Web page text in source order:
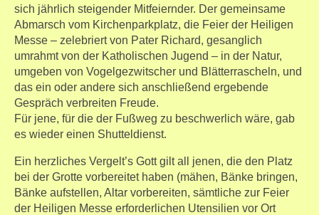
sich jährlich steigender Mitfeiernder. Der gemeinsame
Abmarsch vom Kirchenparkplatz, die Feier der Heiligen
Messe – zelebriert von Pater Richard, gesanglich
umrahmt von der Katholischen Jugend – in der Natur,
umgeben von Vogelgezwitscher und Blätterrascheln, und
das ein oder andere sich anschließend ergebende
Gespräch verbreiten Freude.
Für jene, für die der Fußweg zu beschwerlich wäre, gab
es wieder einen Shutteldienst.
Ein herzliches Vergelt’s Gott gilt all jenen, die den Platz
bei der Grotte vorbereitet haben (mähen, Bänke bringen,
Bänke aufstellen, Altar vorbereiten, sämtliche zur Feier
der Heiligen Messe erforderlichen Utensilien vor Ort